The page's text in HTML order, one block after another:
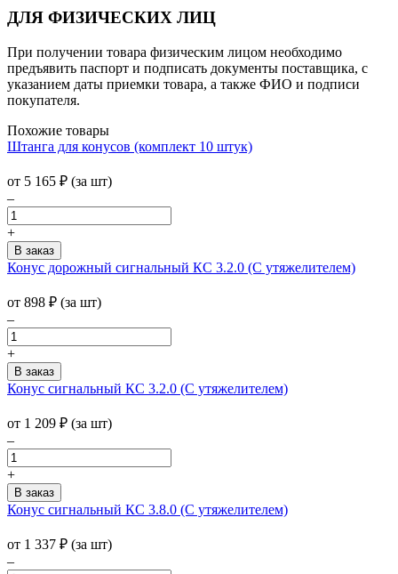
ДЛЯ ФИЗИЧЕСКИХ ЛИЦ
При получении товара физическим лицом необходимо
предъявить паспорт и подписать документы поставщика, с
указанием даты приемки товара, а также ФИО и подписи
покупателя.
Похожие товары
Штанга для конусов (комплект 10 штук)
от 5 165 ₽ (за шт)
–
+
Конус дорожный сигнальный КС 3.2.0 (С утяжелителем)
от 898 ₽ (за шт)
–
+
Конус сигнальный КС 3.2.0 (С утяжелителем)
от 1 209 ₽ (за шт)
–
+
Конус сигнальный КС 3.8.0 (С утяжелителем)
от 1 337 ₽ (за шт)
–